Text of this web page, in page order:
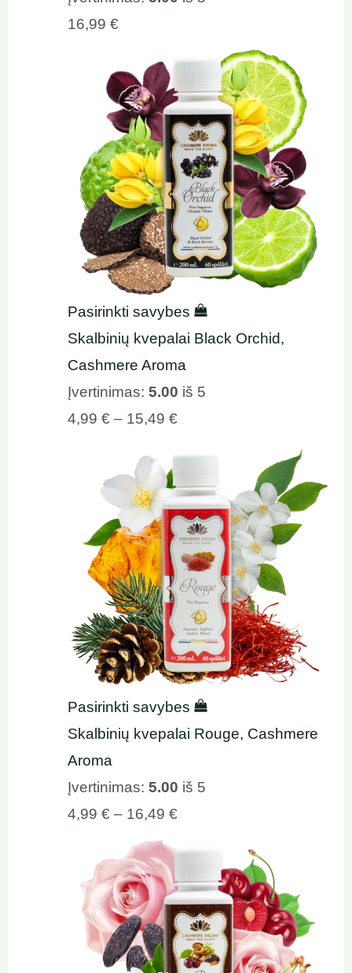
16,99€
Pasirinkti savybes
Skalbinių kvepalai Black Orchid,
Cashmere Aroma
Įvertinimas:5.00 iš 5
4,99€ – 15,49€
Pasirinkti savybes
Skalbinių kvepalai Rouge, Cashmere
Aroma
Įvertinimas:5.00 iš 5
4,99€ – 16,49€